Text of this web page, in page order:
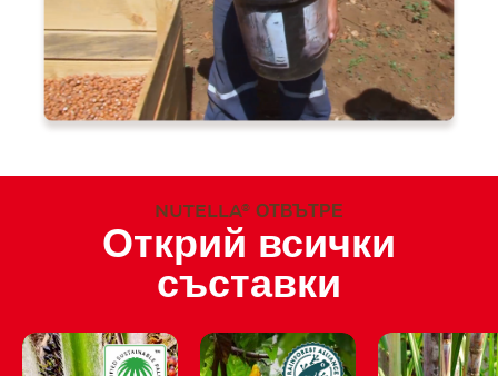
NUTELLA® ОТВЪТРЕ
Открий всички
съставки